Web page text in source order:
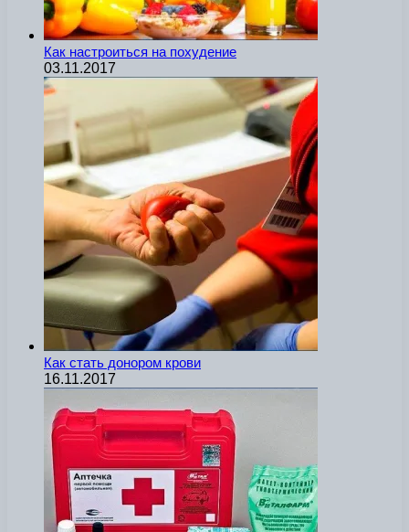
Как настроиться на похудение
03.11.2017
Как стать донором крови
16.11.2017